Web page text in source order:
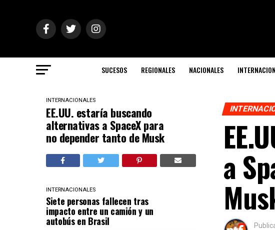
SUCESOS REGIONALES NACIONALES
INTERNACIONALES
EE.UU. estaría buscando
alternativas a SpaceX para
no depender tanto de Musk
INTERNACIONALES
Siete personas fallecen tras
impacto entre un camión y un
autobús en Brasil
a